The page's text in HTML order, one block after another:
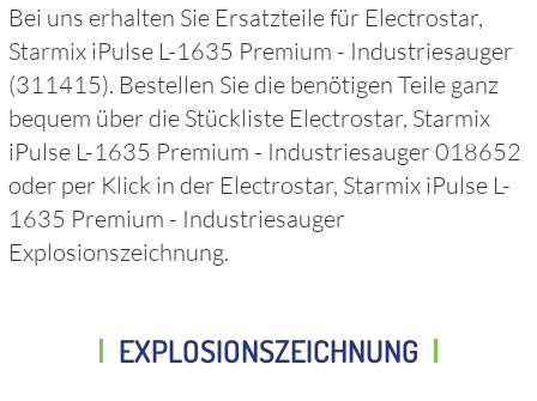
Bei uns erhalten Sie Ersatzteile für Electrostar,
Starmix iPulse L-1635 Premium - Industriesauger
(311415). Bestellen Sie die benötigen Teile ganz
bequem über die Stückliste Electrostar, Starmix
iPulse L-1635 Premium - Industriesauger 018652
oder per Klick in der Electrostar, Starmix iPulse L-
1635 Premium - Industriesauger
Explosionszeichnung.
EXPLOSIONSZEICHNUNG